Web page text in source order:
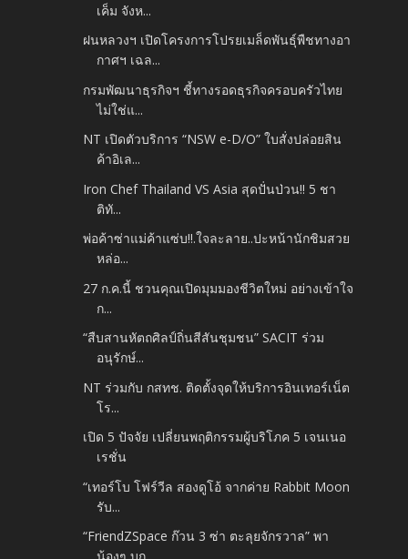
เค็ม จังห...
ฝนหลวงฯ เปิดโครงการโปรยเมล็ดพันธุ์พืชทางอา
กาศฯ เฉล...
กรมพัฒนาธุรกิจฯ ชี้ทางรอดธุรกิจครอบครัวไทย
ไม่ใช่แ...
NT เปิดตัวบริการ “NSW e-D/O” ใบสั่งปล่อยสิน
ค้าอิเล...
Iron Chef Thailand VS Asia สุดปั่นป่วน!! 5 ชา
ติทั...
พ่อค้าซ่าแม่ค้าแซ่บ!!.ใจละลาย..ปะหน้านักชิมสวย
หล่อ...
27 ก.ค.นี้ ชวนคุณเปิดมุมมองชีวิตใหม่ อย่างเข้าใจ
ก...
“สืบสานหัตถศิลป์ถิ่นสีสันชุมชน” SACIT ร่วม
อนุรักษ์...
NT ร่วมกับ กสทช. ติดตั้งจุดให้บริการอินเทอร์เน็ต
โร...
เปิด 5 ปัจจัย เปลี่ยนพฤติกรรมผู้บริโภค 5 เจนเนอ
เรชั่น
“เทอร์โบ โฟร์วีล สองดูโอ้ จากค่าย Rabbit Moon
รับ...
“FriendZSpace ก๊วน 3 ซ่า ตะลุยจักรวาล” พา